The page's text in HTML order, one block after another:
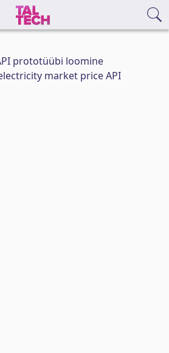
prototüübi loomine
market price API